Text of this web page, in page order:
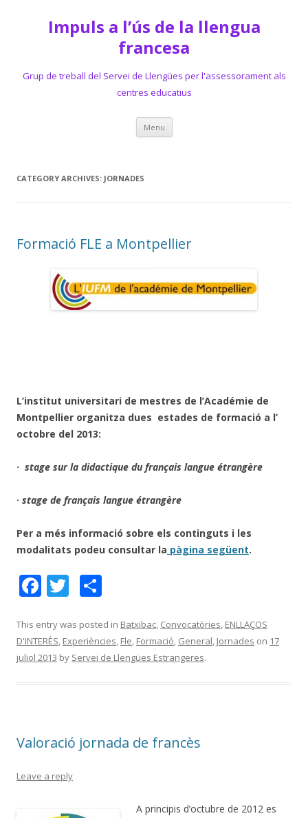
Impuls a l’ús de la llengua
francesa
Grup de treball del Servei de Llengües per l'assessorament als
centres educatius
Menu Skip
content
CATEGORY ARCHIVES: JORNADES
Formació FLE a Montpellier
L’institut universitari de mestres de l’Académie de
Montpellier organitza dues estades de formació a l’
octobre del 2013:
· stage sur la didactique du français langue étrangère
· stage de français langue étrangère
Per a més informació sobre els continguts i les
modalitats podeu consultar la pàgina següent.
F
e
b
T
itt
er
m
p
This entry was posted in Batxibac, Convocatòries, ENLLAÇOS
D'INTERÈS, Experiències, Fle, Formació, General, Jornades on 17
juliol 2013 by Servei de Llengües Estrangeres.
Valoració jornada de francès
Leave a reply
A principis d’octubre de 2012 es